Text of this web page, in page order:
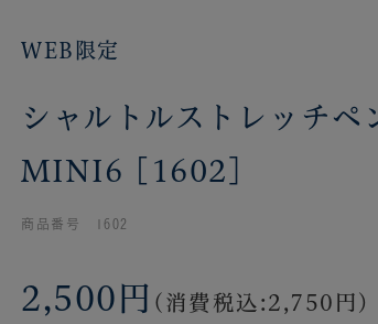
WEB限定
シャルトルストレッチペ
MINI6 [1602]
商品番号 1602
2,500円 (消費税込:2,750円)